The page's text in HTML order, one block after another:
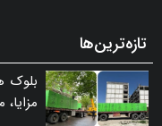
تازه‌ترین‌ها
بلوک
مزایا،